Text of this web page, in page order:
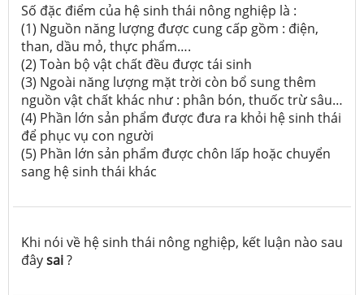
Số đặc điểm của hệ sinh thái nông nghiệp là :
(1) Nguồn năng lượng được cung cấp gồm : điện,
than, dầu mỏ, thực phẩm….
(2) Toàn bộ vật chất đều được tái sinh
(3) Ngoài năng lượng mặt trời còn bổ sung thêm
nguồn vật chất khác như : phân bón, thuốc trừ sâu…
(4) Phần lớn sản phẩm được đưa ra khỏi hệ sinh thái
để phục vụ con người
(5) Phần lớn sản phẩm được chôn lấp hoặc chuyển
sang hệ sinh thái khác
Khi nói về hệ sinh thái nông nghiệp, kết luận nào sau
đâysai?